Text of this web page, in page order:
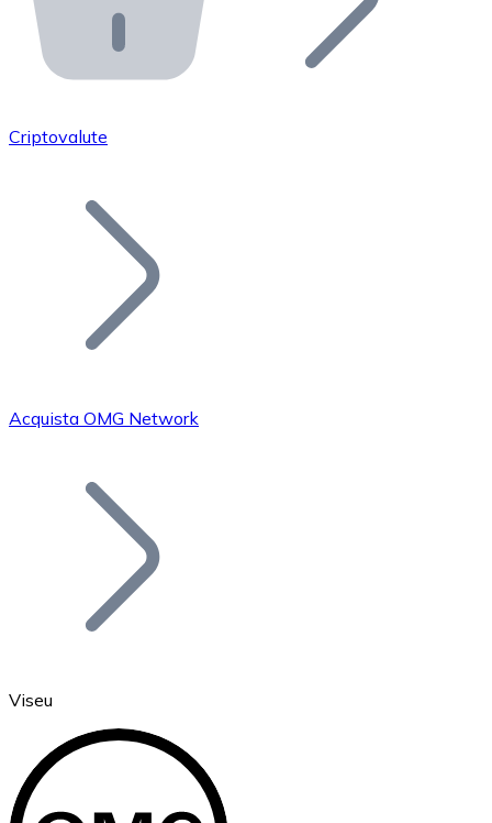
API Bitnovo
Integra la nostra API nel tuo ecosistema.
Unisciti alla nostra rete di rivenditori e
Aggiungi il token del tuo progetto al nostro servizio di
Bitcoin
Ethereum
Criptovalute
Acquista OMG Network
Viseu